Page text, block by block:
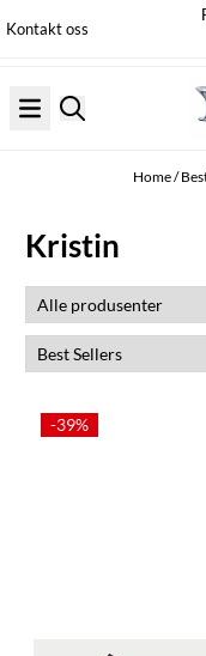
Skip to content
Kontakt oss
Home/
Kristin
-39%